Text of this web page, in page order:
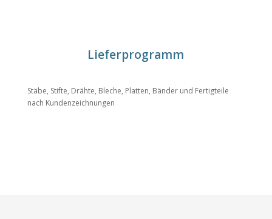
Lieferprogramm
Stäbe, Stifte, Drähte, Bleche, Platten, Bänder und Fertigteile
nach Kundenzeichnungen